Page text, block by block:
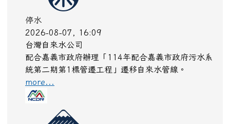
停水
2026-08-07, 16:09
台灣自來水公司
配合嘉義市政府辦理「114年配合嘉義市政府污水系
more...